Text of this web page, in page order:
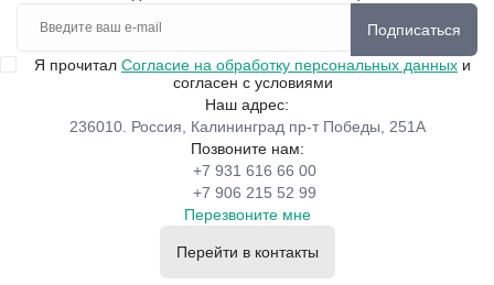
Подписаться
Я прочитал Согласие на обработку персональных данных и
согласен с условиями
Наш адрес:
236010. Россия, Калининград пр-т Победы, 251А
Позвоните нам:
+7 931 616 66 00
+7 906 215 52 99
Перезвоните мне
Перейти в контакты